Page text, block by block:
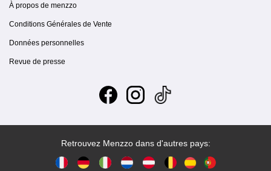
À propos de menzzo
Conditions Générales de Vente
Données personnelles
Revue de presse
Retrouvez Menzzo dans d'autres pays: